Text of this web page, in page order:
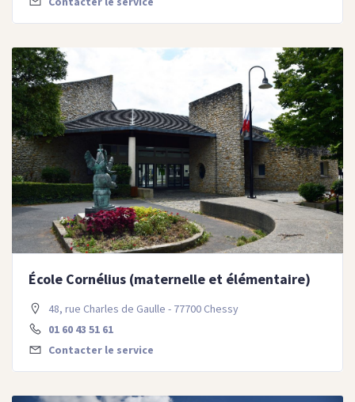
École Cornélius (maternelle et élémentaire)
48, rue Charles de Gaulle - 77700 Chessy
01 60 43 51 61
Contacter le service